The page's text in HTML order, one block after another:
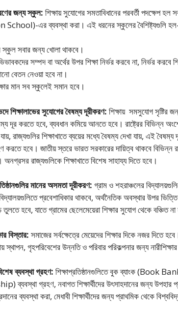
জন্য স্কুল: শিক্ষায় সুযােগের সমতাবিধানের পরবর্তী পদক্ষেপ
এর ব্যবস্থা করা। এই ধরনের স্কুলের বৈশিষ্ট্যগুলি
সবার জন্য খােলা থাকবে।
সম্পদ বা অর্থের উপর শিক্ষা নির্ভর করবে না, নির্ভর করবে
বেতন নেওয়া হবে না।
মান সব স্কুলেই সমান হবে।
শিক্ষালাভের সুযােগের বৈষম্য দূরীকরণ: শিক্ষায় সমসুযােগ সৃষ্টির
দূর করতে হবে, ব্যবধান কমিয়ে আনতে হবে। রাষ্ট্রের বিভিন্ন
যায়, রাজ্যগুলির শিক্ষাখাতে ব্যয়ের মধ্যে বৈষম্য দেখা যায়, এই
করতে হবে। জাতীয় স্তরে ভারত সরকারের দায়িত্ব থাকবে বিভিন্ন
রাজ্যগুলিকে শিক্ষাখাতে বিশেষ সাহায্য দিতে হবে।
মানের অসমতা দূরীকরণ: গ্রাম ও শহরাঞ্চলের
প্রবেশাধিকার থাকবে, অর্থনৈতিক অবস্থার উপর
তুলতে হবে, যাতে গ্রামের ছেলেমেয়েরা শিক্ষার সুযােগ থেকে বঞ্চিত
বিস্তার: সমাজের সর্বক্ষেত্রে মেয়েদের শিক্ষার দিকে নজর দিতে
স্থাপন, গৃহপরিবেশের উন্নতি ও পরিবার পরিকল্পনার জন্য
ব্যবস্থা গ্রহণ: শিক্ষাপ্রতিষ্ঠানগুলিতে বুক ব্যাংক (Book
ব্যবস্থা গ্রহণ, নবাগত শিক্ষার্থীদের উৎসাহদানের জন্য উপহার
ব্যবস্থা করা, মেধাবী শিক্ষার্থীদের জন্য প্রাথমিক থেকে